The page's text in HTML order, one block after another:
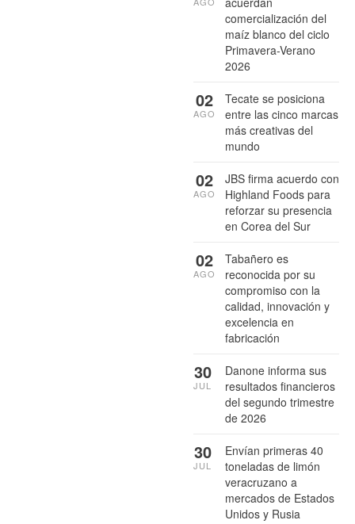
comercialización del
maíz blanco del ciclo
Primavera-Verano
2026
Tecate se posiciona
entre las cinco marcas
más creativas del
mundo
02
AGO
JBS firma acuerdo con
Highland Foods para
reforzar su presencia
en Corea del Sur
02
AGO
Tabañero es
reconocida por su
compromiso con la
calidad, innovación y
excelencia en
fabricación
02
AGO
Danone informa sus
resultados financieros
del segundo trimestre
de 2026
30
JUL
Envían primeras 40
toneladas de limón
veracruzano a
mercados de Estados
Unidos y Rusia
30
JUL